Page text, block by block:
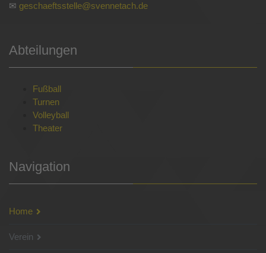
✉ geschaeftsstelle@svennetach.de
Abteilungen
Fußball
Turnen
Volleyball
Theater
Navigation
Home
Verein